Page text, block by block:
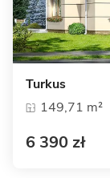
Turkus
149,71 m²
6 390 zł